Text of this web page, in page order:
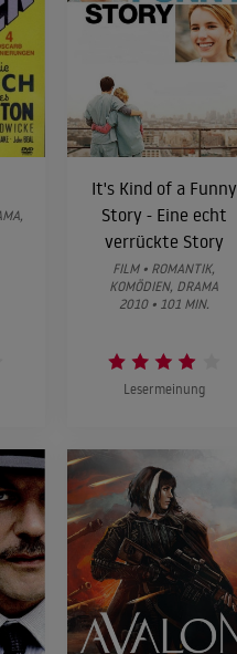
It's Kind of a Funny
Story - Eine echt
verrückte Story
FILM • ROMANTIK,
KOMÖDIEN, DRAMA
2010 • 101 MIN.
Lesermeinung